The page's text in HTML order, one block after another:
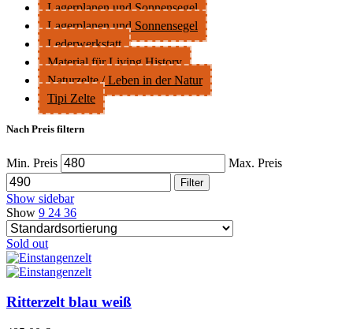
Lagerplanen und Sonnensegel
Lagerplanen und Sonnensegel
Lederwerkstatt
Material für Living History
Naturzelte / Leben in der Natur
Tipi Zelte
Nach Preis filtern
Min. Preis Max. Preis
Filter
Show sidebar
Show 9 24 36
Sold out
Ritterzelt blau weiß